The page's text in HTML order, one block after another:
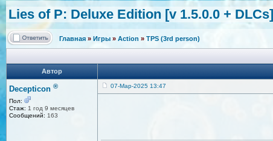
Lies of P: Deluxe Edition [v 1.5.0.0 +
Главная » Игры » Action » TPS (3rd person)
Автор
Decepticon ®
Пол:
Стаж: 1 год 9 месяцев
Сообщений: 163
07-Мар-2025 13:47